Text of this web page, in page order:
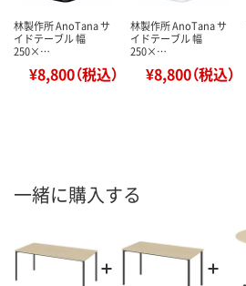
林製作所 AnoTana サ
イドテーブル 幅
250×…
¥8,800（税込）
林製作所 AnoTana サ
イドテーブル 幅
250×…
¥8,800（税込）
一緒に購入する